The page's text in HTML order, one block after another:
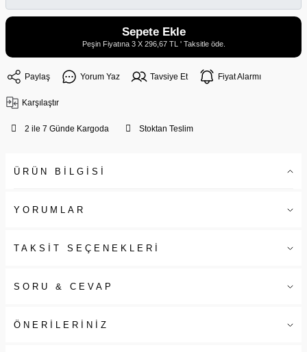
Sepete Ekle
Peşin Fiyatına 3 X 296,67 TL ' Taksitle öde.
Paylaş Yorum Yaz Tavsiye Et Fiyat Alarmı
Karşılaştır
2 ile 7 Günde Kargoda Stoktan Teslim
ÜRÜN BİLGİSİ
YORUMLAR
TAKSİT SEÇENEKLERİ
SORU & CEVAP
ÖNERİLERİNİZ